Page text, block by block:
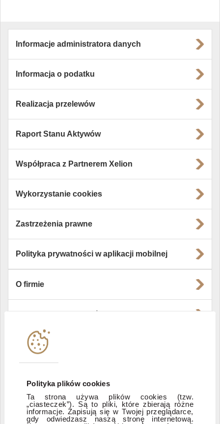
Polityka plików cookies
Ta strona używa plików cookies (tzw.
„ciasteczek”). Są to pliki, które zbierają różne
informacje. Zapisują się w Twojej przeglądarce,
gdy odwiedzasz naszą stronę internetową.
Informacje administratora danych
Informacja o podatku
Realizacja przelewów
Raport Stanu Aktywów
Współpraca z Partnerem Xelion
Wykorzystanie cookies
Zastrzeżenia prawne
Polityka prywatności w aplikacji mobilnej
O firmie
Instytucje współpracujące
Zastrzeżenia prawne